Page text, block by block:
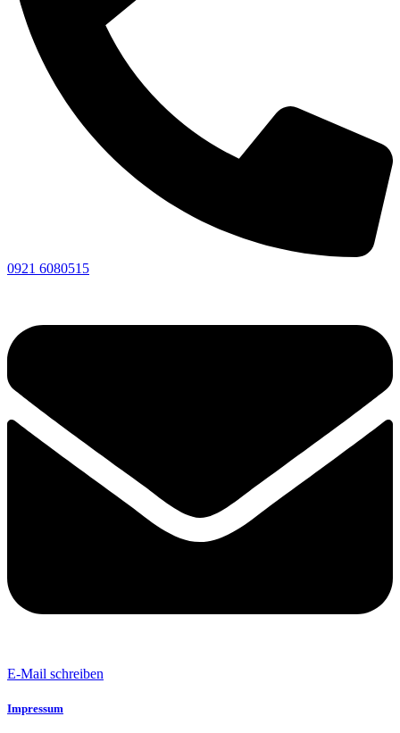
0921 6080515
E-Mail schreiben
Impressum